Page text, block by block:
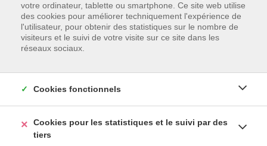
Il n'y a aucune actualité à afficher pour le moment.
BV IMMO PLAZA ODK
BE 0763.768.793
•
votre ordinateur, tablette ou smartphone. Ce site web utilise
des cookies pour améliorer techniquement l'expérience de
l'utilisateur, pour obtenir des statistiques sur le nombre de
visiteurs et le suivi de votre visite sur ce site dans les
réseaux sociaux.
Cookies fonctionnels
Cookies pour les statistiques et le suivi par des
tiers